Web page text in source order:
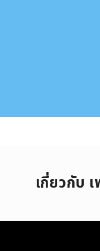
เกี่ยวกับ